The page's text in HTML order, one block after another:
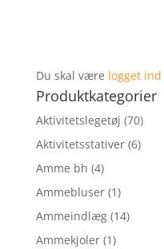
Du skal være logget ind
Produktkategorier
Aktivitetslegetøj (70)
Aktivitetsstativer (6)
Amme bh (4)
Ammebluser (1)
Ammeindlæg (14)
Ammekjoler (1)